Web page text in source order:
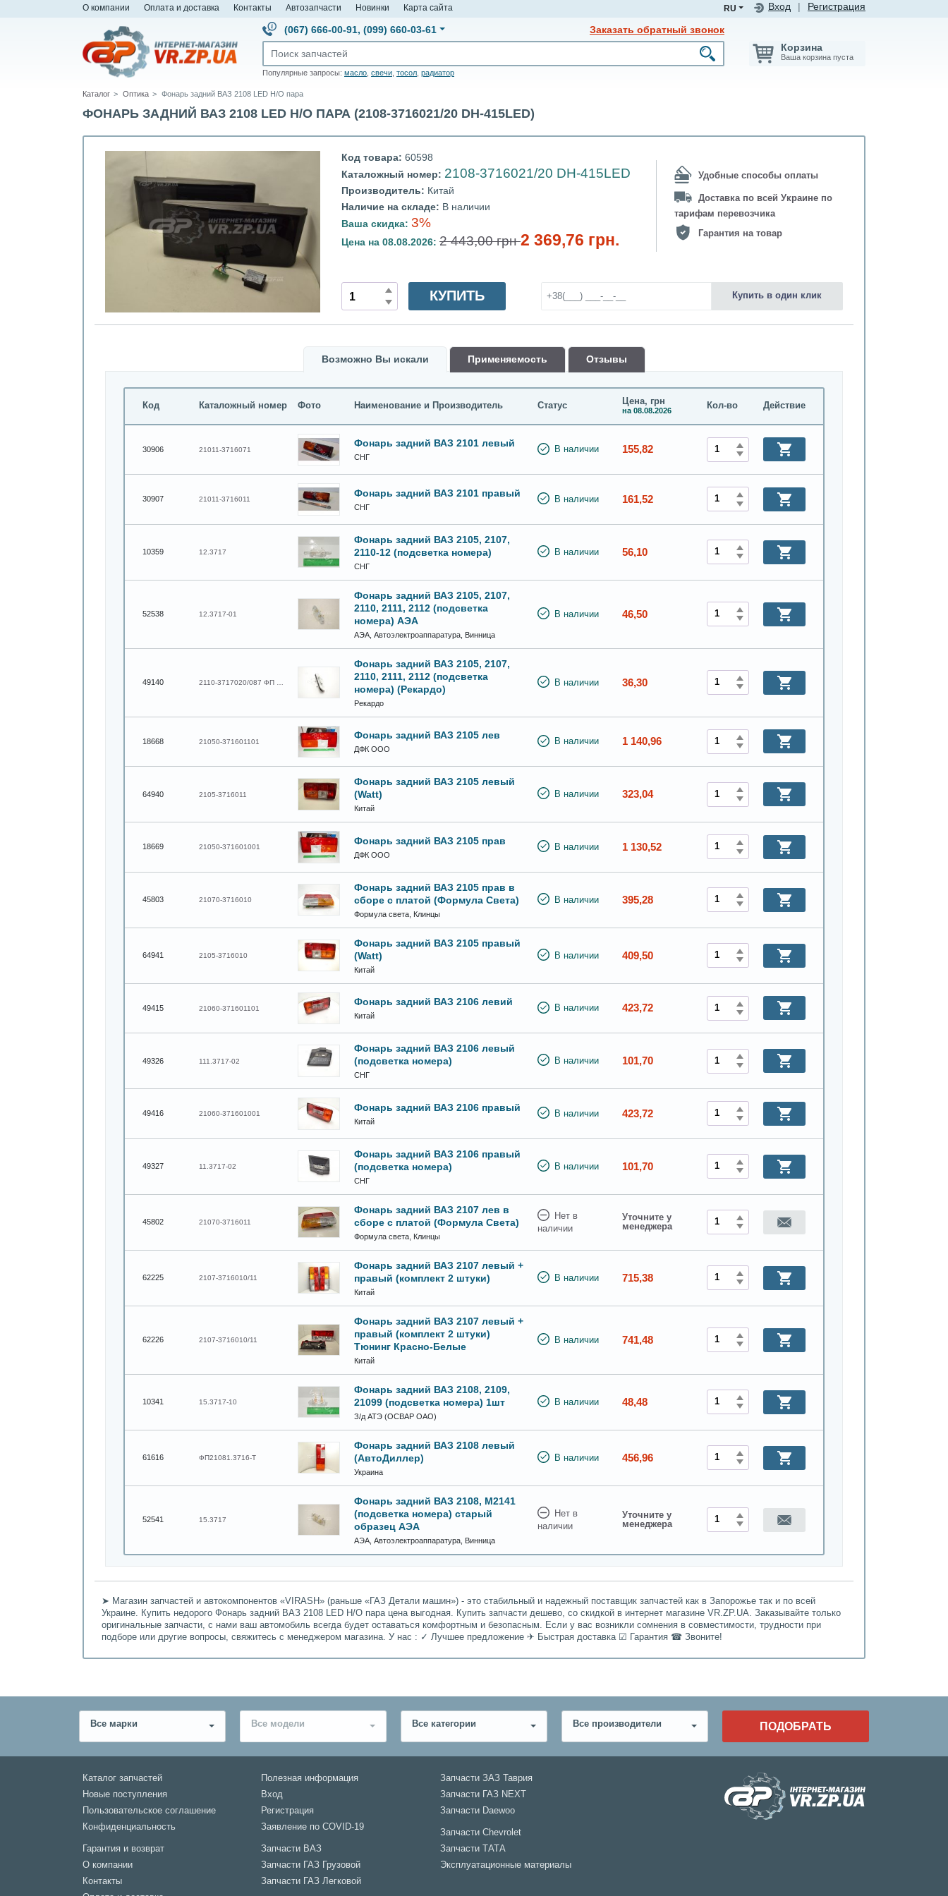
О компании Оплата и доставка Контакты Автозапчасти Новинки Карта сайта Вход Регистрация
RU
(067) 666-00-91, (099) 660-03-61 Заказать обратный звонок
Популярные запросы: масло свечи тосол радиатор
Корзина
Ваша корзина пуста
Каталог Оптика Фонарь задний ВАЗ 2108 LED Н/О пара
ФОНАРЬ ЗАДНИЙ ВАЗ 2108 LED Н/О ПАРА (2108-3716021/20 DH-415LED)
Код товара: 60598
Каталожный номер: 2108-3716021/20 DH-415LED
Производитель: Китай
Наличие на складе: В наличии
Ваша скидка: 3%
Цена на 08.08.2026: 2 443,00 грн2 369,76 грн.
Удобные способы оплаты
Доставка по всей Украине по
тарифам перевозчика
Гарантия на товар
КУПИТЬ Купить в один клик
Возможно Вы искали Применяемость Oтзывы
Код Каталожный номер Фото Наименование и Производитель Статус Цена, грн
на 08.08.2026 Кол-во Действие
30906 21011-3716071
Фонарь задний ВАЗ 2101 левый
СНГ
В наличии 155,82
30907 21011-3716011
Фонарь задний ВАЗ 2101 правый
СНГ
В наличии 161,52
10359 12.3717
Фонарь задний ВАЗ 2105, 2107,
2110-12 (подсветка номера)
СНГ
В наличии 56,10
52538 12.3717-01
Фонарь задний ВАЗ 2105, 2107,
2110, 2111, 2112 (подсветка
номера) АЭА
АЭА, Автоэлектроаппаратура, Винница
В наличии 46,50
49140
Фонарь задний ВАЗ 2105, 2107,
2110, 2111, 2112 (подсветка
номера) (Рекардо)
Рекардо
В наличии 36,30
18668 21050-371601101
Фонарь задний ВАЗ 2105 лев
ДФК ООО
В наличии 1 140,96
64940 2105-3716011
Фонарь задний ВАЗ 2105 левый
(Watt)
Китай
В наличии 323,04
18669 21050-371601001
Фонарь задний ВАЗ 2105 прав
ДФК ООО
В наличии 1 130,52
45803 21070-3716010
Фонарь задний ВАЗ 2105 прав в
сборе с платой (Формула Света)
Формула света, Клинцы
В наличии 395,28
64941 2105-3716010
Фонарь задний ВАЗ 2105 правый
(Watt)
Китай
В наличии 409,50
49415 21060-371601101
Фонарь задний ВАЗ 2106 левий
Китай
В наличии 423,72
49326 111.3717-02
Фонарь задний ВАЗ 2106 левый
(подсветка номера)
СНГ
В наличии 101,70
49416 21060-371601001
Фонарь задний ВАЗ 2106 правый
Китай
В наличии 423,72
49327 11.3717-02
Фонарь задний ВАЗ 2106 правый
(подсветка номера)
СНГ
В наличии 101,70
45802 21070-3716011
Фонарь задний ВАЗ 2107 лев в
сборе с платой (Формула Света)
Формула света, Клинцы
Нет в
наличии
Уточните у
менеджера
62225 2107-3716010/11
Фонарь задний ВАЗ 2107 левый +
правый (комплект 2 штуки)
Китай
В наличии 715,38
62226 2107-3716010/11
Фонарь задний ВАЗ 2107 левый +
правый (комплект 2 штуки)
Тюнинг Красно-Белые
Китай
В наличии 741,48
10341 15.3717-10
Фонарь задний ВАЗ 2108, 2109,
21099 (подсветка номера) 1шт
З/д АТЭ (ОСВАР ОАО)
В наличии 48,48
61616 ФП21081.3716-Т
Фонарь задний ВАЗ 2108 левый
(АвтоДиллер)
Украина
В наличии 456,96
52541 15.3717
Фонарь задний ВАЗ 2108, М2141
(подсветка номера) старый
образец АЭА
АЭА, Автоэлектроаппаратура, Винница
Нет в
наличии
Уточните у
менеджера
➤ Магазин запчастей и автокомпонентов «VIRASH» (раньше «ГАЗ Детали машин») - это стабильный и надежный поставщик запчастей как в Запорожье так и по всей
Украине. Купить недорого Фонарь задний ВАЗ 2108 LED Н/О пара цена выгодная. Купить запчасти дешево, со скидкой в интернет магазине VR.ZP.UA. Заказывайте только
оригинальные запчасти, с нами ваш автомобиль всегда будет оставаться комфортным и безопасным. Если у вас возникли сомнения в совместимости, трудности при
подборе или другие вопросы, свяжитесь с менеджером магазина. У нас : ✓ Лучшее предложение ✈ Быстрая доставка ☑ Гарантия ☎ Звоните!
Все марки Все модели Все категории Все производители ПОДОБРАТЬ
Каталог запчастей
Новые поступления
Пользовательское соглашение
Конфиденциальность
Гарантия и возврат
О компании
Контакты
Полезная информация
Вход
Регистрация
Заявление по COVID-19
Запчасти ВАЗ
Запчасти ГАЗ Грузовой
Запчасти ГАЗ Легковой
Запчасти ЗАЗ Таврия
Запчасти ГАЗ NEXT
Запчасти Daewoo
Запчасти Chevrolet
Запчасти ТАТА
Эксплуатационные материалы